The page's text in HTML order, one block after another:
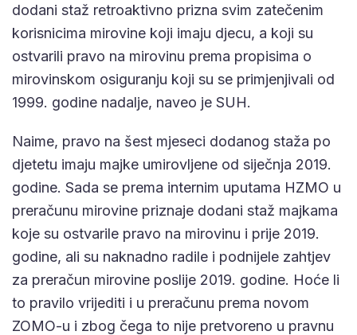
dodani staž retroaktivno prizna svim zatečenim
korisnicima mirovine koji imaju djecu, a koji su
ostvarili pravo na mirovinu prema propisima o
mirovinskom osiguranju koji su se primjenjivali od
1999. godine nadalje, naveo je SUH.
Naime, pravo na šest mjeseci dodanog staža po
djetetu imaju majke umirovljene od siječnja 2019.
godine. Sada se prema internim uputama HZMO u
preračunu mirovine priznaje dodani staž majkama
koje su ostvarile pravo na mirovinu i prije 2019.
godine, ali su naknadno radile i podnijele zahtjev
za preračun mirovine poslije 2019. godine. Hoće li
to pravilo vrijediti i u preračunu prema novom
ZOMO-u i zbog čega to nije pretvoreno u pravnu